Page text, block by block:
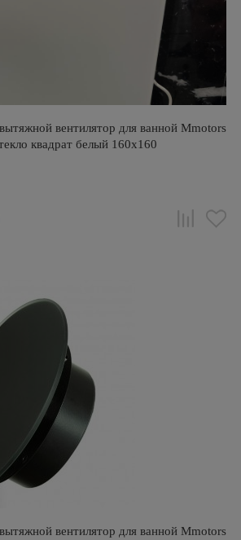
вентилятор для ванной Mmotors
квадрат белый 160х160
вентилятор для ванной Mmotors